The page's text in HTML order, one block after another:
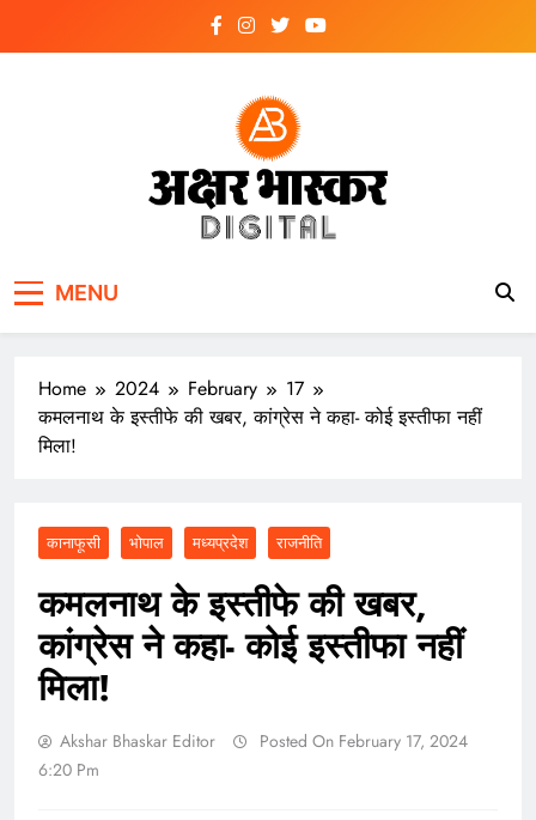
MENU
Home 2024 February
17
कमलनाथ के इस्तीफे की खबर, कांग्रेस ने कहा- कोई इस्तीफा नहीं
मिला!
कानाफूसी भोपाल मध्यप्रदेश राजनीति
कमलनाथ के इस्तीफे की खबर,
कांग्रेस ने कहा- कोई इस्तीफा नहीं
मिला!
Akshar Bhaskar Editor
Posted On February 17, 2024
6:20 Pm